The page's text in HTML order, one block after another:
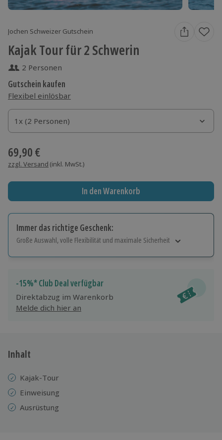
Jochen Schweizer Gutschein
Kajak Tour für 2 Schwerin
2 Personen
Gutschein kaufen
Flexibel einlösbar
1x (2 Personen)
1x (2 Personen)
1x (2 Personen)
69,90 €
zzgl. Versand (inkl. MwSt.)
In den Warenkorb
Immer das richtige Geschenk:
Große Auswahl, volle Flexibilität und maximale Sicherheit
Jeder Gutschein für alle Erlebnisse einlösbar.
Maximale Sicherheit
10 Jahre gültig & verlängerbar.
-15%* Club Deal verfügbar
Direktabzug im Warenkorb
Melde dich hier an
Inhalt
Kajak-Tour
Einweisung
Ausrüstung